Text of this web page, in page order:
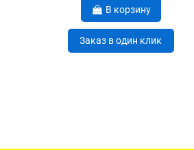
В корзину
Заказ в один клик